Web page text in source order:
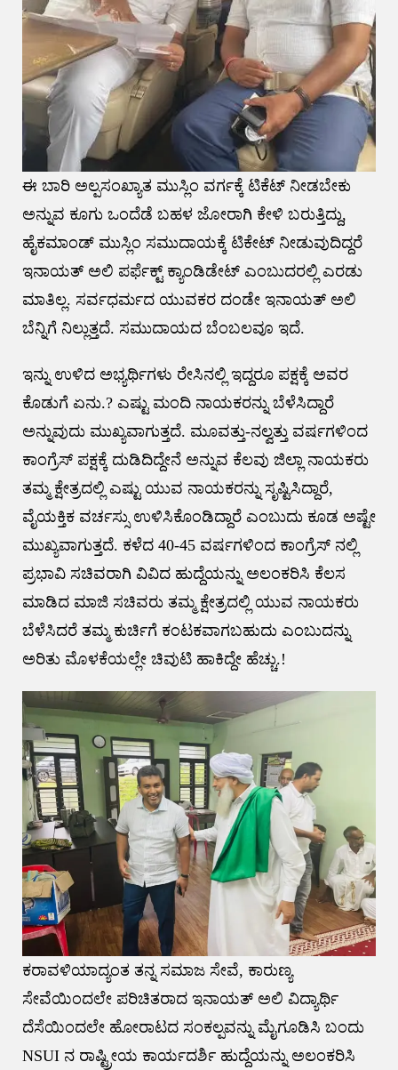
ಈ ಬಾರಿ ಅಲ್ಪಸಂಖ್ಯಾತ ಮುಸ್ಲಿಂ ವರ್ಗಕ್ಕೆ ಟಿಕೆಟ್ ನೀಡಬೇಕು
ಅನ್ನುವ ಕೂಗು ಒಂದೆಡೆ ಬಹಳ ಜೋರಾಗಿ ಕೇಳಿ ಬರುತ್ತಿದ್ದು,
ಹೈಕಮಾಂಡ್ ಮುಸ್ಲಿಂ ಸಮುದಾಯಕ್ಕೆ ಟಿಕೇಟ್ ನೀಡುವುದಿದ್ದರೆ
ಇನಾಯತ್ ಅಲಿ ಪರ್ಫೆಕ್ಟ್ ಕ್ಯಾಂಡಿಡೇಟ್ ಎಂಬುದರಲ್ಲಿ ಎರಡು
ಮಾತಿಲ್ಲ. ಸರ್ವಧರ್ಮದ ಯುವಕರ ದಂಡೇ ಇನಾಯತ್ ಅಲಿ
ಬೆನ್ನಿಗೆ ನಿಲ್ಲುತ್ತದೆ. ಸಮುದಾಯದ ಬೆಂಬಲವೂ ಇದೆ.
ಇನ್ನು ಉಳಿದ ಅಭ್ಯರ್ಥಿಗಳು ರೇಸಿನಲ್ಲಿ ಇದ್ದರೂ ಪಕ್ಷಕ್ಕೆ ಅವರ
ಕೊಡುಗೆ ಏನು.? ಎಷ್ಟು ಮಂದಿ ನಾಯಕರನ್ನು ಬೆಳೆಸಿದ್ದಾರೆ
ಅನ್ನುವುದು ಮುಖ್ಯವಾಗುತ್ತದೆ. ಮೂವತ್ತು-ನಲ್ವತ್ತು ವರ್ಷಗಳಿಂದ
ಕಾಂಗ್ರೆಸ್ ಪಕ್ಷಕ್ಕೆ ದುಡಿದಿದ್ದೇನೆ ಅನ್ನುವ ಕೆಲವು ಜಿಲ್ಲಾ ನಾಯಕರು
ತಮ್ಮ ಕ್ಷೇತ್ರದಲ್ಲಿ ಎಷ್ಟು ಯುವ ನಾಯಕರನ್ನು ಸೃಷ್ಟಿಸಿದ್ದಾರೆ,
ವೈಯಕ್ತಿಕ ವರ್ಚಸ್ಸು ಉಳಿಸಿಕೊಂಡಿದ್ದಾರೆ ಎಂಬುದು ಕೂಡ ಅಷ್ಟೇ
ಮುಖ್ಯವಾಗುತ್ತದೆ. ಕಳೆದ 40-45 ವರ್ಷಗಳಿಂದ ಕಾಂಗ್ರೆಸ್ ನಲ್ಲಿ
ಪ್ರಭಾವಿ ಸಚಿವರಾಗಿ ವಿವಿದ ಹುದ್ದೆಯನ್ನು ಅಲಂಕರಿಸಿ ಕೆಲಸ
ಮಾಡಿದ ಮಾಜಿ ಸಚಿವರು ತಮ್ಮ ಕ್ಷೇತ್ರದಲ್ಲಿ ಯುವ ನಾಯಕರು
ಬೆಳೆಸಿದರೆ ತಮ್ಮ ಕುರ್ಚಿಗೆ ಕಂಟಕವಾಗಬಹುದು ಎಂಬುದನ್ನು
ಅರಿತು ಮೊಳಕೆಯಲ್ಲೇ ಚಿವುಟಿ ಹಾಕಿದ್ದೇ ಹೆಚ್ಚು.!
ಕರಾವಳಿಯಾದ್ಯಂತ ತನ್ನ ಸಮಾಜ ಸೇವೆ, ಕಾರುಣ್ಯ
ಸೇವೆಯಿಂದಲೇ ಪರಿಚಿತರಾದ ಇನಾಯತ್ ಅಲಿ ವಿದ್ಯಾರ್ಥಿ
ದೆಸೆಯಿಂದಲೇ ಹೋರಾಟದ ಸಂಕಲ್ಪವನ್ನು ಮೈಗೂಡಿಸಿ ಬಂದು
NSUI ನ ರಾಷ್ಟ್ರೀಯ ಕಾರ್ಯದರ್ಶಿ ಹುದ್ದೆಯನ್ನು ಅಲಂಕರಿಸಿ